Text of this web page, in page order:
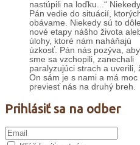
nastúpili na loďku...“
Pán vedie do situácií,
obávame. Niekedy sú to
nové etapy nášho života
úlohy, ktoré nám naháňajú
úzkosť. Pán nás pozýva, aby
sme sa vzchopili, zanechali
paralyzujúci strach a uverili,
On sám je s nami a má moc
previesť nás na druhý breh.
Prihlásiť sa na odber